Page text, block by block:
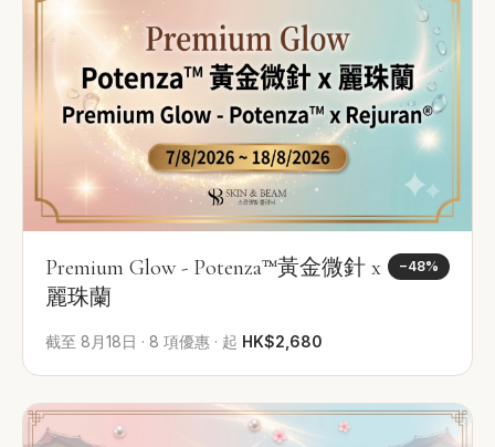
Premium Glow - Potenza™黃金微針 x
麗珠蘭
−48%
截至 8月18日 · 8 項優惠 · 起 HK$2,680